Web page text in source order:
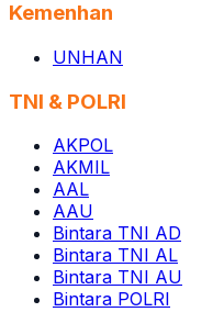
Kemenhan
UNHAN
TNI & POLRI
AKPOL
AKMIL
AAL
AAU
Bintara TNI AD
Bintara TNI AL
Bintara TNI AU
Bintara POLRI